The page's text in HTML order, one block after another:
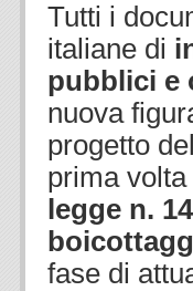
Tutti i
italiane di
pubblici e
nuova
progetto del
prima volta
legge n.
fase di